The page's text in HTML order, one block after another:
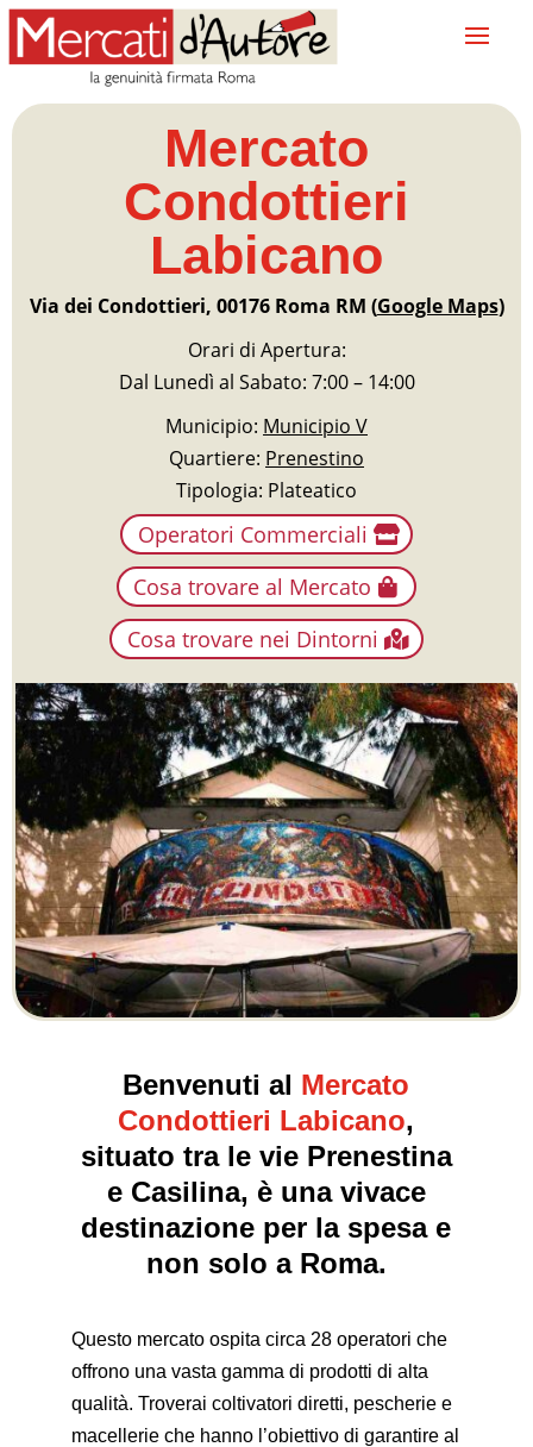
Mercato
Condottieri
Labicano
Via dei Condottieri, 00176 Roma RM (Google Maps)
Orari di Apertura:
Dal Lunedì al Sabato: 7:00 – 14:00
Municipio: Municipio V
Quartiere: Prenestino
Tipologia: Plateatico
Operatori Commerciali
Cosa trovare al Mercato
Cosa trovare nei Dintorni
Benvenuti al Mercato
Condottieri Labicano,
situato tra le vie Prenestina
e Casilina, è una vivace
destinazione per la spesa e
non solo a Roma.
Questo mercato ospita circa 28 operatori che
offrono una vasta gamma di prodotti di alta
qualità. Troverai coltivatori diretti, pescherie e
macellerie che hanno l’obiettivo di garantire al